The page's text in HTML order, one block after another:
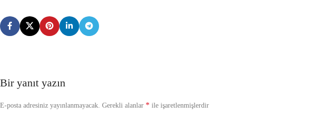
Bir yanıt yazın
E-posta adresiniz yayınlanmayacak. Gerekli alanlar * ile işaretlenmişlerdir